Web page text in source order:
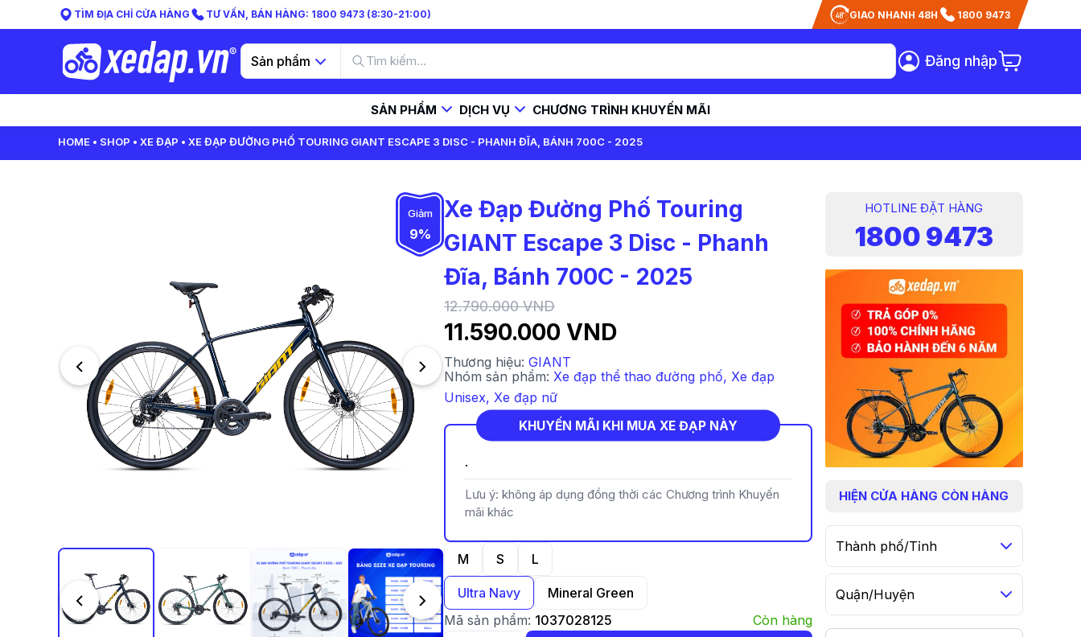
TÌM ĐỊA CHỈ CỬA HÀNG TƯ VẤN, BÁN HÀNG: 1800 9473 (8:30-21:00) GIAO NHANH 48H 1800 9473
Sản phẩm Đăng nhập
SẢN PHẨM DỊCH VỤ CHƯƠNG TRÌNH KHUYẾN MÃI
HOME SHOP XE ĐẠP XE ĐẠP ĐƯỜNG PHỐ TOURING GIANT ESCAPE 3 DISC - PHANH ĐĨA, BÁNH 700C - 2025
Giảm
9%
Xe Đạp Đường Phố Touring
GIANT Escape 3 Disc - Phanh
Đĩa, Bánh 700C - 2025
11.590.000 VND
12.790.000 VND
Thương hiệu: GIANT
Nhóm sản phẩm: Xe đạp thể thao đường phố, Xe đạp
Unisex, Xe đạp nữ
KHUYẾN MÃI KHI MUA XE ĐẠP NÀY
.
Lưu ý: không áp dụng đồng thời các Chương trình Khuyến
mãi khác
M S L
Ultra Navy
Mineral Green
Mã sản phẩm: 1037028125
Còn hàng
HOTLINE ĐẶT HÀNG
1800 9473
HIỆN CỬA HÀNG CÒN HÀNG
Thành phố/Tỉnh
Quận/Huyện